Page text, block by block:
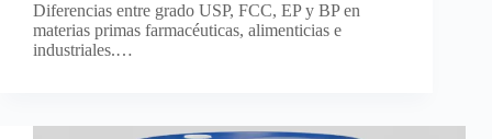
Diferencias entre grado USP, FCC, EP y BP en
materias primas farmacéuticas, alimenticias e
industriales.…